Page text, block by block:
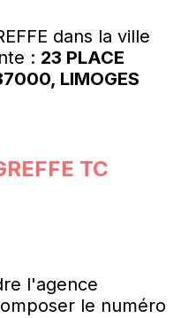
dans la ville
: 23 PLACE
LIMOGES
TC
l'agence
le numéro